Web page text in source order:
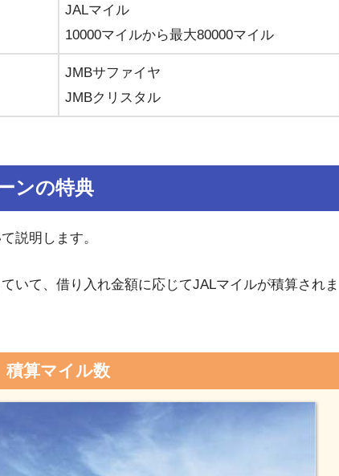
JALマイル
10000マイルから最大80000マイル
JMBサファイヤ
JMBクリスタル
ンの特典
説明します。
いて、借り入れ金額に応じてJALマイルが積算されま
積算マイル数